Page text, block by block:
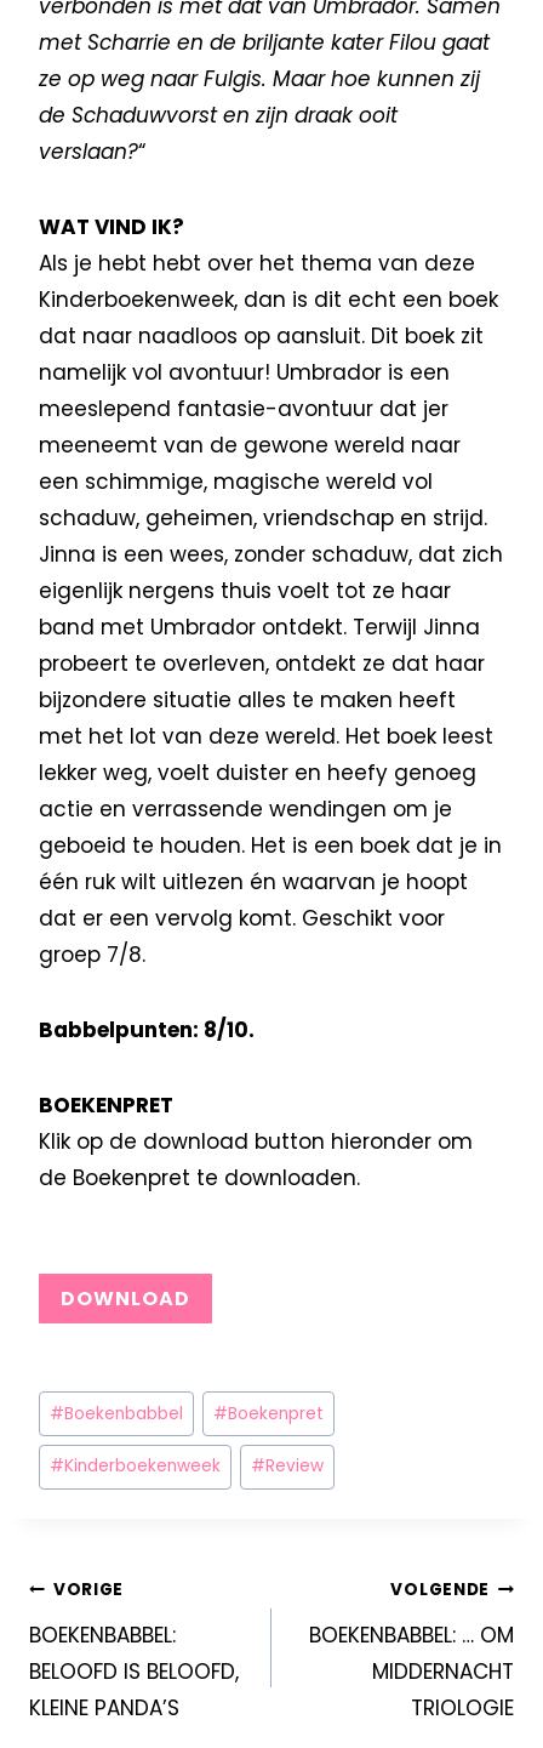
met Scharrie en de briljante kater Filou gaat
ze op weg naar Fulgis. Maar hoe kunnen zij
de Schaduwvorst en zijn draak ooit
verslaan?“
WAT VIND IK?
Als je hebt hebt over het thema van deze
Kinderboekenweek, dan is dit echt een boek
dat naar naadloos op aansluit. Dit boek zit
namelijk vol avontuur! Umbrador is een
meeslepend fantasie-avontuur dat jer
meeneemt van de gewone wereld naar
een schimmige, magische wereld vol
schaduw, geheimen, vriendschap en strijd.
Jinna is een wees, zonder schaduw, dat zich
eigenlijk nergens thuis voelt tot ze haar
band met Umbrador ontdekt. Terwijl Jinna
probeert te overleven, ontdekt ze dat haar
bijzondere situatie alles te maken heeft
met het lot van deze wereld. Het boek leest
lekker weg, voelt duister en heefy genoeg
actie en verrassende wendingen om je
geboeid te houden. Het is een boek dat je in
één ruk wilt uitlezen én waarvan je hoopt
dat er een vervolg komt. Geschikt voor
groep 7/8.
Babbelpunten: 8/10.
BOEKENPRET
Klik op de download button hieronder om
de Boekenpret te downloaden.
DOWNLOAD
#Boekenbabbel #Boekenpret
#Kinderboekenweek #Review
VORIGE
BOEKENBABBEL:
BELOOFD IS BELOOFD,
KLEINE PANDA’S
VOLGENDE
BOEKENBABBEL: … OM
MIDDERNACHT
TRIOLOGIE